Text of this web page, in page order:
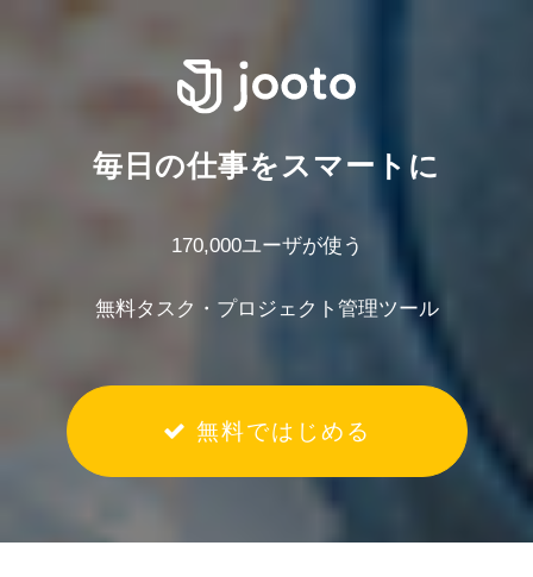
毎日の仕事をスマートに
170,000ユーザが使う
無料タスク・プロジェクト管理ツール
無料ではじめる